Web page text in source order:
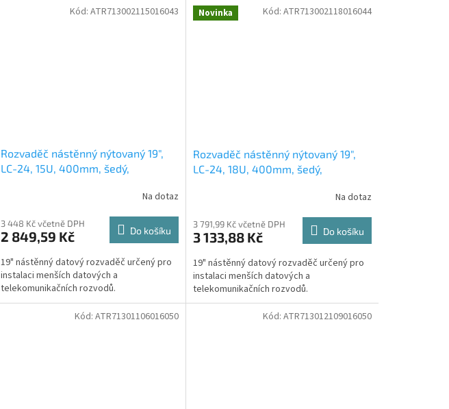
Rozvaděč nástěnný nýtovaný 19",
LC-24, 15U, 400mm, šedý,
Na dotaz
3 448 Kč včetně DPH
2 849,59 Kč Do košíku
19" nástěnný datový rozvaděč určený pro
instalaci menších datových a
telekomunikačních rozvodů.
Kód: ATR713002115016043 Novinka
Rozvaděč nástěnný nýtovaný 19",
LC-24, 18U, 400mm, šedý,
Na dotaz
3 791,99 Kč včetně DPH
3 133,88 Kč Do košíku
19" nástěnný datový rozvaděč určený pro
instalaci menších datových a
telekomunikačních rozvodů.
Kód: ATR713002118016044
Kód: ATR71301106016050 Kód: ATR713012109016050